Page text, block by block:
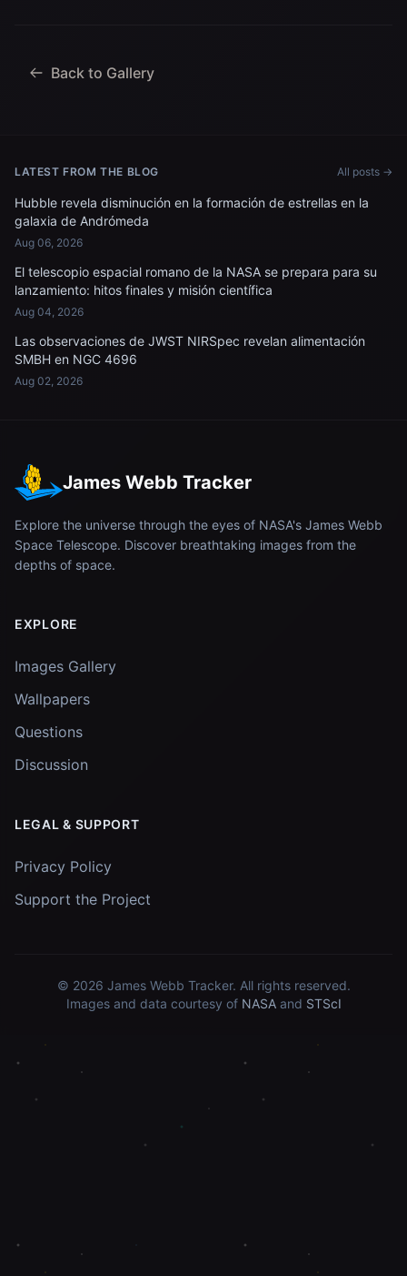
Back to Gallery
LATEST FROM THE BLOG All posts →
Hubble revela disminución en la formación de estrellas en la
galaxia de Andrómeda
Aug 06, 2026
El telescopio espacial romano de la NASA se prepara para su
lanzamiento: hitos finales y misión científica
Aug 04, 2026
Las observaciones de JWST NIRSpec revelan alimentación
SMBH en NGC 4696
Aug 02, 2026
James Webb Tracker
Explore the universe through the eyes of NASA's James Webb
Space Telescope. Discover breathtaking images from the
depths of space.
EXPLORE
Images Gallery
Wallpapers
Questions
Discussion
LEGAL & SUPPORT
Privacy Policy
Support the Project
© 2026 James Webb Tracker. All rights reserved.
Images and data courtesy of NASAand STScI